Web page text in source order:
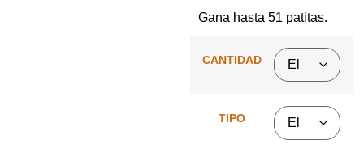
Gana hasta 51 patitas.
CANTIDAD
TIPO